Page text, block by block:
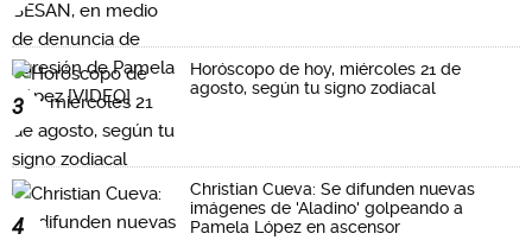
3
Horóscopo de hoy, miércoles 21 de
agosto, según tu signo zodiacal
4
Christian Cueva: Se difunden nuevas
imágenes de 'Aladino' golpeando a
Pamela López en ascensor